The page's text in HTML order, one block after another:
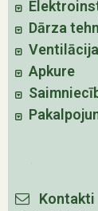
Dārza
Ventilācija
Apkure
Kontakti